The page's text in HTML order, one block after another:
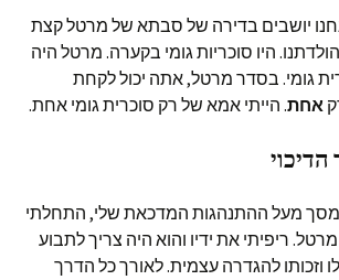
יושבים בדירה של סבתא של מרטל קצת
היו סוכריות גומי בקערה. מרטל היה
גומי. בסדר מרטל, אתה יכול לקחת
אחת. הייתי אמא של רק סוכרית גומי אחת.
מעל ההתנהגות המדכאת שלי, התחלתי
ריפיתי את ידיו והוא היה צריך לתבוע
וזכותו להגדרה עצמית. לאורך כל הדרך